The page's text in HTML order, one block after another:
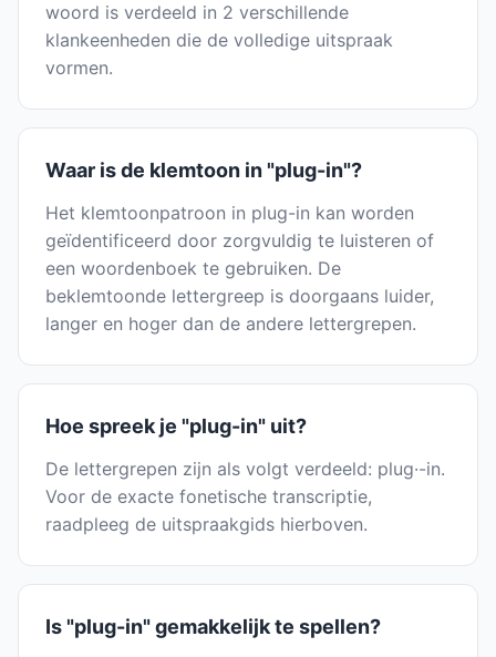
woord is verdeeld in 2 verschillende
klankeenheden die de volledige uitspraak
vormen.
Waar is de klemtoon in "plug-in"?
Het klemtoonpatroon in plug-in kan worden
geïdentificeerd door zorgvuldig te luisteren of
een woordenboek te gebruiken. De
beklemtoonde lettergreep is doorgaans luider,
langer en hoger dan de andere lettergrepen.
Hoe spreek je "plug-in" uit?
De lettergrepen zijn als volgt verdeeld: plug·-in.
Voor de exacte fonetische transcriptie,
raadpleeg de uitspraakgids hierboven.
Is "plug-in" gemakkelijk te spellen?